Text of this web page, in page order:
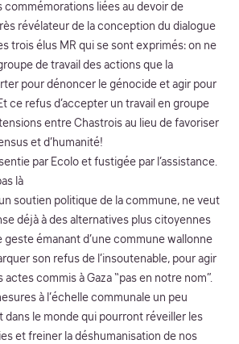
commémorations liées au devoir de
révélateur de la conception du dialogue
trois élus MR qui se sont exprimés: on ne
de travail des actions que la
pour dénoncer le génocide et agir pour
ce refus d’accepter un travail en groupe
entre Chastrois au lieu de favoriser
et d’humanité!
par Ecolo et fustigée par l’assistance.
là
soutien politique de la commune, ne veut
déjà à des alternatives plus citoyennes
geste émanant d’une commune wallonne
son refus de l’insoutenable, pour agir
actes commis à Gaza “pas en notre nom”.
à l’échelle communale un peu
dans le monde qui pourront réveiller les
et freiner la déshumanisation de nos